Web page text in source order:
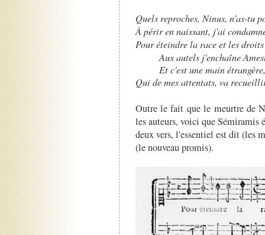
Quels reproches, Ninus, n'as-tu
À périr en naissant, j'ai
Pour éteindre la race et les
Aux autels j'enchaîne
Et c'est une main étrangère,
Qui de mes attentats, va
Outre le fait que le meurtre de
les auteurs, voici que Sémiramis
deux vers, l'essentiel est dit (les
(le nouveau promis).